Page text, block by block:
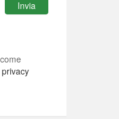
Invia